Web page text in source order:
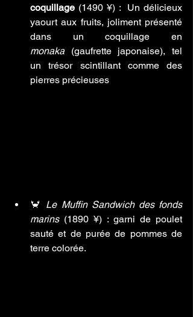
coquillage (1490 ¥) :  Un délicieux
yaourt aux fruits, joliment présenté
monaka (gaufrette japonaise), tel
un trésor scintillant comme des
pierres précieuses
🦀 Le Muffin Sandwich des fonds
marins (1890 ¥) : garni de poulet
sauté et de purée de pommes de
terre colorée.